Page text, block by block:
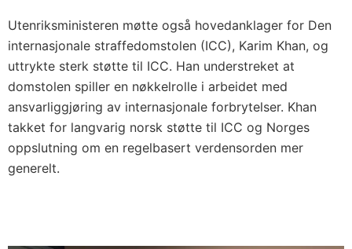
Utenriksministeren møtte også hovedanklager for Den
internasjonale straffedomstolen (ICC), Karim Khan, og
uttrykte sterk støtte til ICC. Han understreket at
domstolen spiller en nøkkelrolle i arbeidet med
ansvarliggjøring av internasjonale forbrytelser. Khan
takket for langvarig norsk støtte til ICC og Norges
oppslutning om en regelbasert verdensorden mer
generelt.